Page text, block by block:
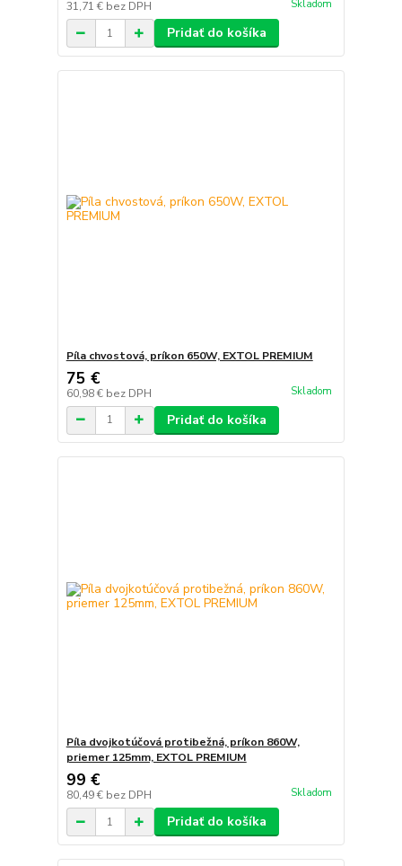
31,71 € bez DPH Skladom
Pridať do košíka
Píla chvostová, príkon 650W, EXTOL PREMIUM
75 €
60,98 € bez DPH Skladom
Pridať do košíka
Píla dvojkotúčová protibežná, príkon 860W,
priemer 125mm, EXTOL PREMIUM
99 €
80,49 € bez DPH Skladom
Pridať do košíka